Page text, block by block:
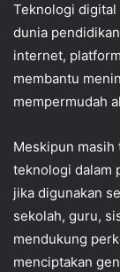
Teknologi digital
dunia
internet,
membantu
mempermudah
Meskipun masih
teknologi dalam
jika digunakan
sekolah, guru,
mendukung
menciptakan